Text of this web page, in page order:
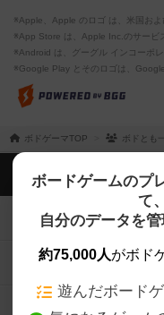
※Apple、Apple のロゴ は、米国お
※App Store は、Apple Inc.のサービ
※Android は、グーグル インコーポ
※Google Play とそのロゴは、
ボドゲーマTOP ボドとも
ボードゲームのプ
て、
自分のデータを
約75,000人がボド
遊んだボード
ボドゲーマTOP
ボードゲームを検索
ボードゲームの新
ボードゲーム会情報